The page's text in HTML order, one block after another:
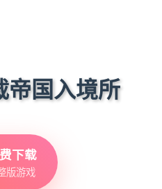
国入境所
下载
版游戏